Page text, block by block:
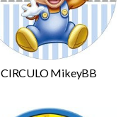
CIRCULO MikeyBB